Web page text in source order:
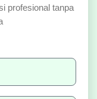
profesional tanpa